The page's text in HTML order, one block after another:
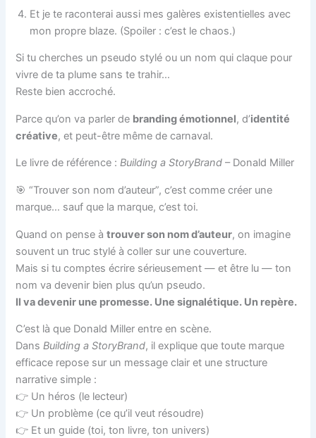
Et je te raconterai aussi mes galères existentielles avec
mon propre blaze. (Spoiler : c’est le chaos.)
Si tu cherches un pseudo stylé ou un nom qui claque pour
vivre de ta plume sans te trahir…
Reste bien accroché.
Parce qu’on va parler de branding émotionnel, d’identité
créative, et peut-être même de carnaval.
Le livre de référence :Building a StoryBrand – Donald Miller
🎯 “Trouver son nom d’auteur”, c’est comme créer une
marque… sauf que la marque, c’est toi.
Quand on pense àtrouver son nom d’auteur, on imagine
souvent un truc stylé à coller sur une couverture.
Mais si tu comptes écrire sérieusement — et être lu — ton
nom va devenir bien plus qu’un pseudo.
Il va devenir une promesse. Une signalétique. Un repère.
C’est là que Donald Miller entre en scène.
DansBuilding a StoryBrand, il explique que toute marque
efficace repose sur un message clair et une structure
narrative simple :
👉 Un héros (le lecteur)
👉 Un problème (ce qu’il veut résoudre)
👉 Et un guide (toi, ton livre, ton univers)